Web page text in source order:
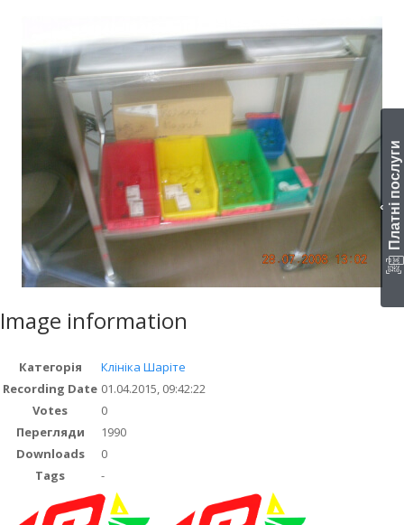
‹ Платні послуги
Image information
Категорія
Клініка Шаріте
Recording Date 01.04.2015, 09:42:22
Votes
0
Перегляди
1990
Downloads
0
Tags
-